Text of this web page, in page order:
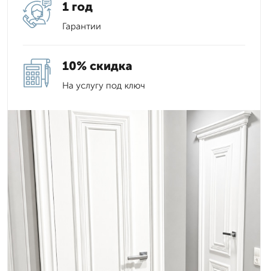
1 год
Гарантии
10% скидка
На услугу под ключ